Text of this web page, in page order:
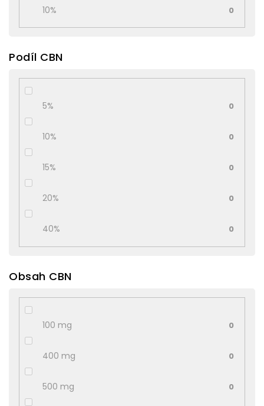
10% 0
Podíl CBN
5% 0
10% 0
15% 0
20% 0
40% 0
Obsah CBN
100 mg 0
400 mg 0
500 mg 0